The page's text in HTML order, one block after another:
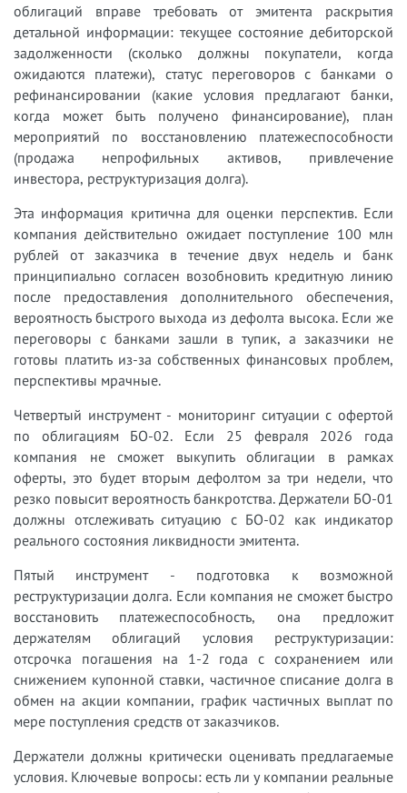
облигаций вправе требовать от эмитента раскрытия
детальной информации: текущее состояние дебиторской
задолженности (сколько должны покупатели, когда
ожидаются платежи), статус переговоров с банками о
рефинансировании (какие условия предлагают банки,
когда может быть получено финансирование), план
мероприятий по восстановлению платежеспособности
(продажа непрофильных активов, привлечение
инвестора, реструктуризация долга).
Эта информация критична для оценки перспектив. Если
компания действительно ожидает поступление 100 млн
рублей от заказчика в течение двух недель и банк
принципиально согласен возобновить кредитную линию
после предоставления дополнительного обеспечения,
вероятность быстрого выхода из дефолта высока. Если же
переговоры с банками зашли в тупик, а заказчики не
готовы платить из-за собственных финансовых проблем,
перспективы мрачные.
Четвертый инструмент - мониторинг ситуации с офертой
по облигациям БО-02. Если 25 февраля 2026 года
компания не сможет выкупить облигации в рамках
оферты, это будет вторым дефолтом за три недели, что
резко повысит вероятность банкротства. Держатели БО-01
должны отслеживать ситуацию с БО-02 как индикатор
реального состояния ликвидности эмитента.
Пятый инструмент - подготовка к возможной
реструктуризации долга. Если компания не сможет быстро
восстановить платежеспособность, она предложит
держателям облигаций условия реструктуризации:
отсрочка погашения на 1-2 года с сохранением или
снижением купонной ставки, частичное списание долга в
обмен на акции компании, график частичных выплат по
мере поступления средств от заказчиков.
Держатели должны критически оценивать предлагаемые
условия. Ключевые вопросы: есть ли у компании реальные